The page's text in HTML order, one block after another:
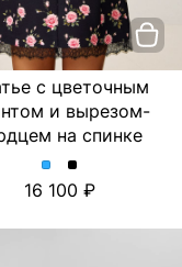
с цветочным
и вырезом-
на спинке
Платье
с
принтом
Платье
с
принтом
16 100